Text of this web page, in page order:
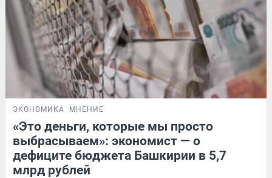
ЭКОНОМИКА МНЕНИЕ
«Это деньги, которые мы просто
выбрасываем»: экономист — о
дефиците бюджета Башкирии в 5,7
млрд рублей